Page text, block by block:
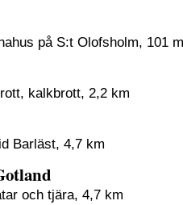
på S:t Olofsholm, 101 m
kalkbrott, 2,2 km
Barläst, 4,7 km
och tjära, 4,7 km